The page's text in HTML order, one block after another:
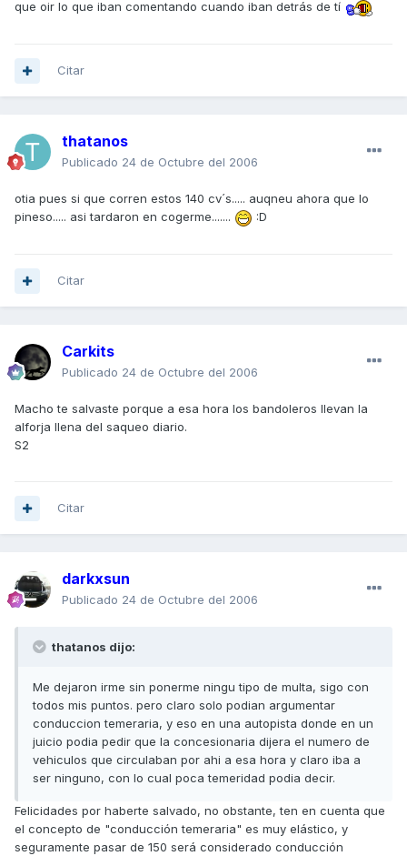
que oir lo que iban comentando cuando iban detrás de tí
Citar
thatanos
Publicado 24 de Octubre del 2006
otia pues si que corren estos 140 cv´s..... auqneu ahora que lo
pineso..... asi tardaron en cogerme.......
:D
Citar
Carkits
Publicado 24 de Octubre del 2006
Macho te salvaste porque a esa hora los bandoleros llevan la
alforja llena del saqueo diario.
S2
Citar
darkxsun
Publicado 24 de Octubre del 2006
thatanos dijo:
Me dejaron irme sin ponerme ningu tipo de multa, sigo con
todos mis puntos. pero claro solo podian argumentar
conduccion temeraria, y eso en una autopista donde en un
juicio podia pedir que la concesionaria dijera el numero de
vehiculos que circulaban por ahi a esa hora y claro iba a
ser ninguno, con lo cual poca temeridad podia decir.
Felicidades por haberte salvado, no obstante, ten en cuenta que
el concepto de "conducción temeraria" es muy elástico, y
seguramente pasar de 150 será considerado conducción